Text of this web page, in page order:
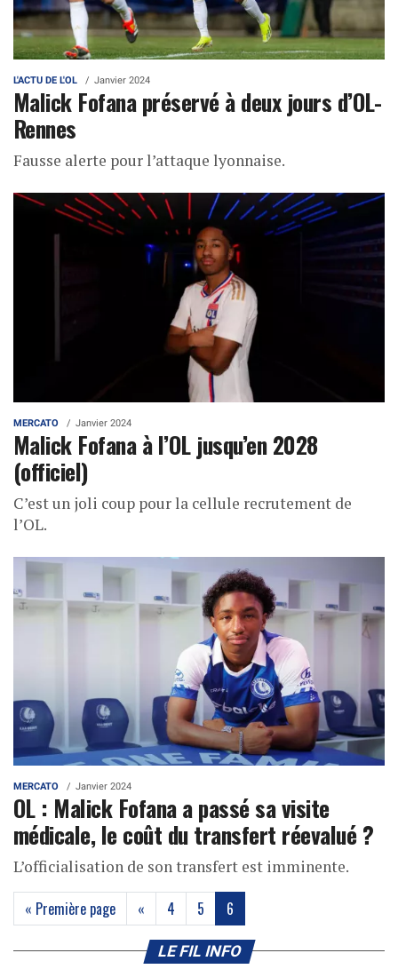
L'ACTU DE L'OL Janvier 2024
Malick Fofana préservé à deux jours d’OL-
Rennes
Fausse alerte pour l’attaque lyonnaise.
MERCATO Janvier 2024
Malick Fofana à l’OL jusqu’en 2028
(officiel)
C’est un joli coup pour la cellule recrutement de
l’OL.
MERCATO Janvier 2024
OL : Malick Fofana a passé sa visite
médicale, le coût du transfert réevalué ?
L’officialisation de son transfert est imminente.
« Première page « 4 5 6
LE FIL INFO